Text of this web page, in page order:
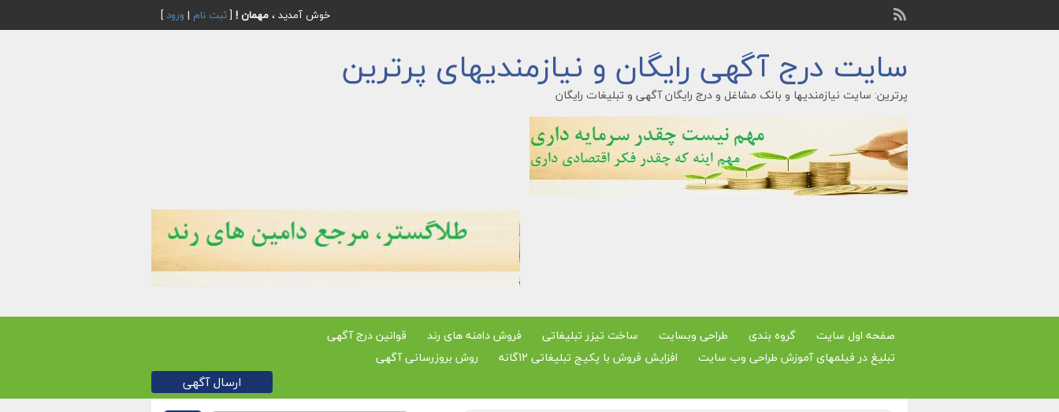
خوش آمدید ، مهمان ! [ثبت نام | ورود]
سایت درج آگهی رایگان و نیازمندیهای پرترین
پرترین: سایت نیازمندیها و بانک مشاغل و درج رایگان آگهی و تبلیغات رایگان
صفحه اول سایت گروه بندی طراحی وبسایت ساخت تیزر تبلیغاتی فروش دامنه های رند
قوانین درج آگهی
تبلیغ در فیلمهای آموزش طراحی وب سایت
افزایش فروش با پکیج تبلیغاتی 12گانه روش بروزرسانی آگهی
ارسال آگهی